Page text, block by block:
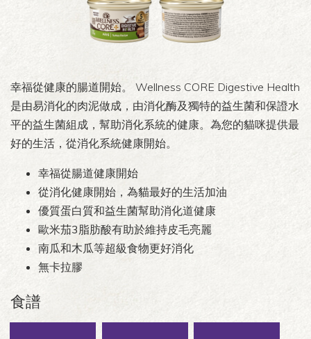
幸福從健康的腸道開始。 Wellness CORE Digestive Health
是由易消化的肉泥做成，由消化酶及獨特的益生菌和保證水
平的益生菌組成，幫助消化系統的健康。為您的貓咪提供最
好的生活，從消化系統健康開始。
幸福從腸道健康開始
從消化健康開始，為貓最好的生活加油
優質蛋白質和益生菌幫助消化道健康
歐米茄3脂肪酸有助於維持皮毛亮麗
南瓜和木瓜等超級食物更好消化
無卡拉膠
食譜